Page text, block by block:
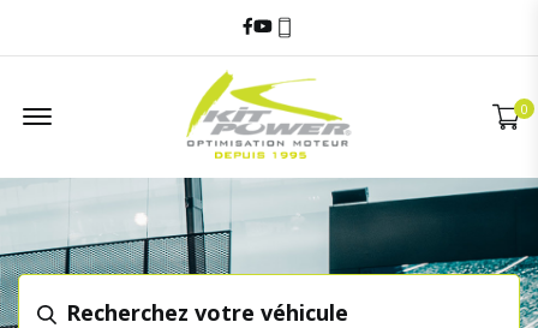
Facebook
Youtube
0
Recherchez votre véhicule